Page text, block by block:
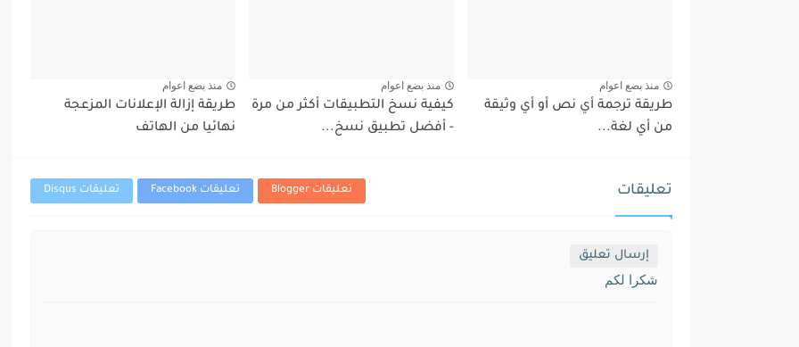
منذ بضع اعوام
طريقة ترجمة أي نص أو أي وثيقة
من أي لغة...
منذ بضع اعوام
كيفية نسخ التطبيقات أكثر من مرة
- أفضل تطبيق نسخ...
منذ بضع اعوام
طريقة إزالة الإعلانات المزعجة
نهائيا من الهاتف
تعليقات تعليقات Blogger تعليقات Facebook تعليقات Disqus
إرسال تعليق
شكرا لكم